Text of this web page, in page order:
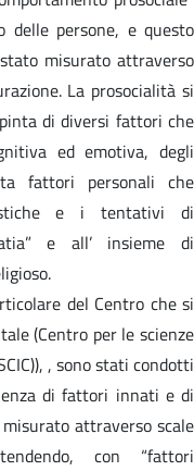
delle persone, e questo
misurato attraverso
La prosocialità si
di diversi fattori che
ed emotiva, degli
fattori personali che
e i tentativi di
e all’ insieme di
del Centro che si
(Centro per le scienze
, sono stati condotti
di fattori innati e di
attraverso scale
con “fattori